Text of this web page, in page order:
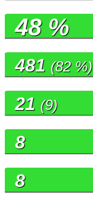
48 %
481 (82 %)
21 (9)
8
8